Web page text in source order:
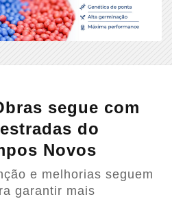
segue com
do
Novos
e melhorias seguem
garantir mais